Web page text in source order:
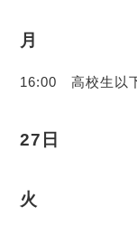
月
16:00 高校生以
27日
火